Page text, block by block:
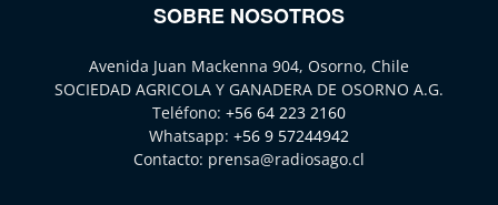
SOBRE NOSOTROS
Avenida Juan Mackenna 904, Osorno, Chile
SOCIEDAD AGRICOLA Y GANADERA DE OSORNO A.G.
Teléfono: +56 64 223 2160
Whatsapp: +56 9 57244942
Contacto: prensa@radiosago.cl